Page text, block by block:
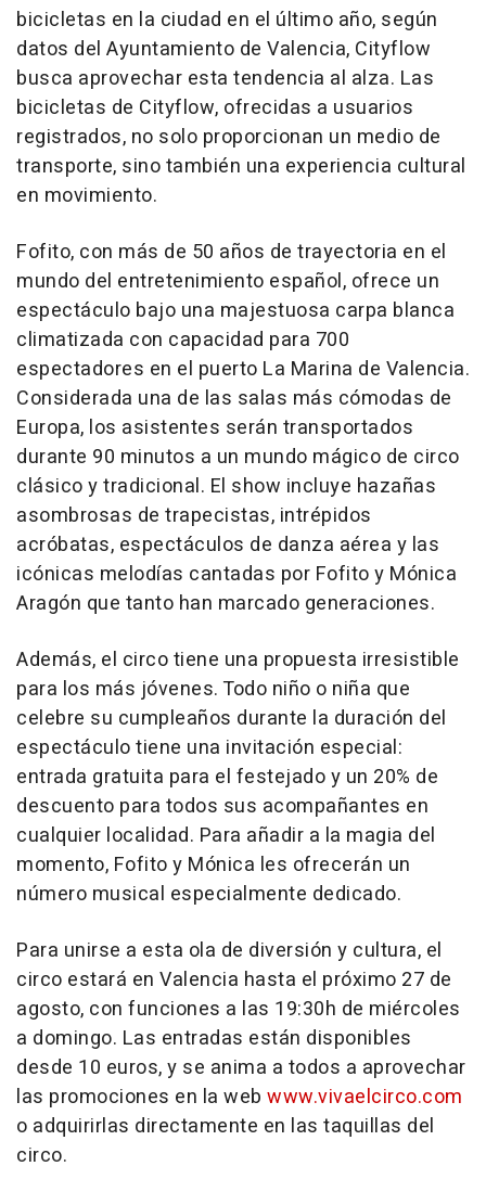
bicicletas en la ciudad en el último año, según
datos del Ayuntamiento de Valencia, Cityflow
busca aprovechar esta tendencia al alza. Las
bicicletas de Cityflow, ofrecidas a usuarios
registrados, no solo proporcionan un medio de
transporte, sino también una experiencia cultural
en movimiento.
Fofito, con más de 50 años de trayectoria en el
mundo del entretenimiento español, ofrece un
espectáculo bajo una majestuosa carpa blanca
climatizada con capacidad para 700
espectadores en el puerto La Marina de Valencia.
Considerada una de las salas más cómodas de
Europa, los asistentes serán transportados
durante 90 minutos a un mundo mágico de circo
clásico y tradicional. El show incluye hazañas
asombrosas de trapecistas, intrépidos
acróbatas, espectáculos de danza aérea y las
icónicas melodías cantadas por Fofito y Mónica
Aragón que tanto han marcado generaciones.
Además, el circo tiene una propuesta irresistible
para los más jóvenes. Todo niño o niña que
celebre su cumpleaños durante la duración del
espectáculo tiene una invitación especial:
entrada gratuita para el festejado y un 20% de
descuento para todos sus acompañantes en
cualquier localidad. Para añadir a la magia del
momento, Fofito y Mónica les ofrecerán un
número musical especialmente dedicado.
Para unirse a esta ola de diversión y cultura, el
circo estará en Valencia hasta el próximo 27 de
agosto, con funciones a las 19:30h de miércoles
a domingo. Las entradas están disponibles
desde 10 euros, y se anima a todos a aprovechar
las promociones en la web www.vivaelcirco.com
o adquirirlas directamente en las taquillas del
circo.